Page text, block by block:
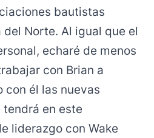
bautistas
Norte. Al igual que el
echaré de menos
con Brian a
con él las nuevas
en este
liderazgo con Wake